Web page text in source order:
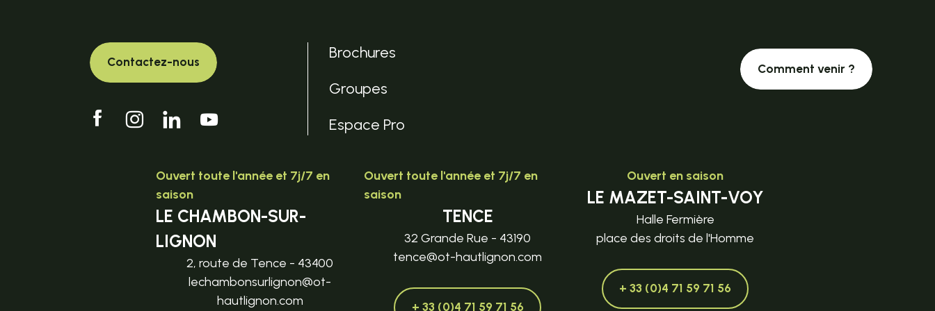
Contactez-nous
Brochures
Groupes
Espace Pro
Comment venir ?
Ouvert toute l'année et 7j/7 en
saison
LE CHAMBON-SUR-
LIGNON
2, route de Tence - 43400
lechambonsurlignon@ot-
hautlignon.com
Ouvert toute l'année et 7j/7 en
saison
TENCE
32 Grande Rue - 43190
tence@ot-hautlignon.com
+ 33 (0)4 71 59 71 56
Ouvert en saison
LE MAZET-SAINT-VOY
Halle Fermière
place des droits de l'Homme
+ 33 (0)4 71 59 71 56